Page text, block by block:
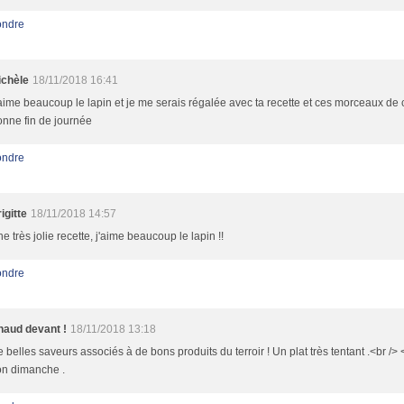
18/11/2018 16:41
beaucoup le lapin et je me serais régalée avec ta recette et ces morceaux de
fin de journée
18/11/2018 14:57
très jolie recette, j'aime beaucoup le lapin !!
devant ! 18/11/2018 13:18
belles saveurs associés à de bons produits du terroir ! Un plat très tentant .<br />
dimanche .